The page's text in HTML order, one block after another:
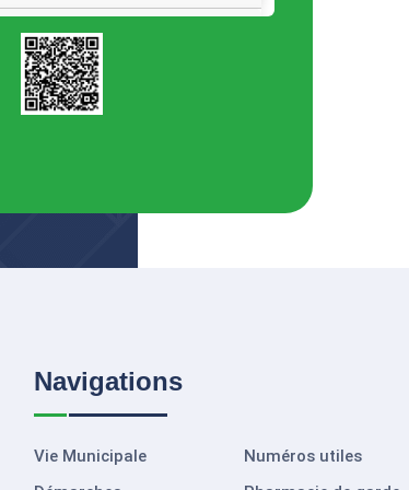
Navigations
Vie Municipale
Numéros utiles